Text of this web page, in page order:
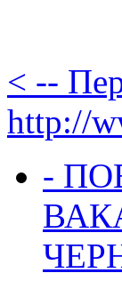
< --
http://
-